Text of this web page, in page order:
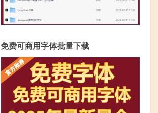
免费可商用字体批量下载